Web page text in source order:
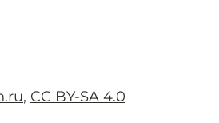
, CC BY-SA 4.0